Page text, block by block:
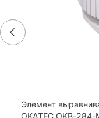
Элемент
OKATEC OKB-284-